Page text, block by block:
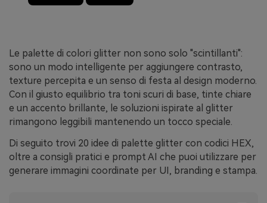
Le palette di colori glitter non sono solo "scintillanti":
sono un modo intelligente per aggiungere contrasto,
texture percepita e un senso di festa al design moderno.
Con il giusto equilibrio tra toni scuri di base, tinte chiare
e un accento brillante, le soluzioni ispirate al glitter
rimangono leggibili mantenendo un tocco speciale.
Di seguito trovi 20 idee di palette glitter con codici HEX,
oltre a consigli pratici e prompt AI che puoi utilizzare per
generare immagini coordinate per UI, branding e stampa.